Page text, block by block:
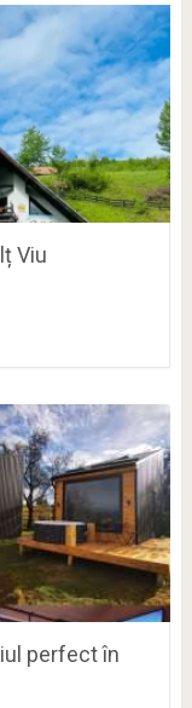
Viu
perfect în